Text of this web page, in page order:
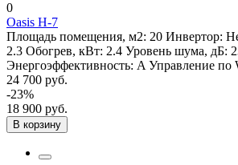
0
Oasis H-7
Площадь помещения, м2: 20 Инвертор:
2.3 Обогрев, кВт: 2.4 Уровень шума, дБ:
Энергоэффективность: A Управление по
24 700 руб.
-23%
18 900 руб.
В корзину